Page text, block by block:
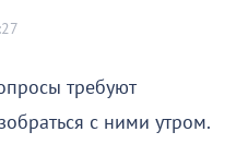
требуют
с ними утром.